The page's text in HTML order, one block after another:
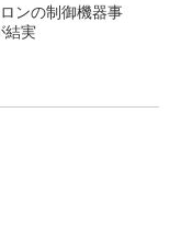
ンの制御機器事
結実